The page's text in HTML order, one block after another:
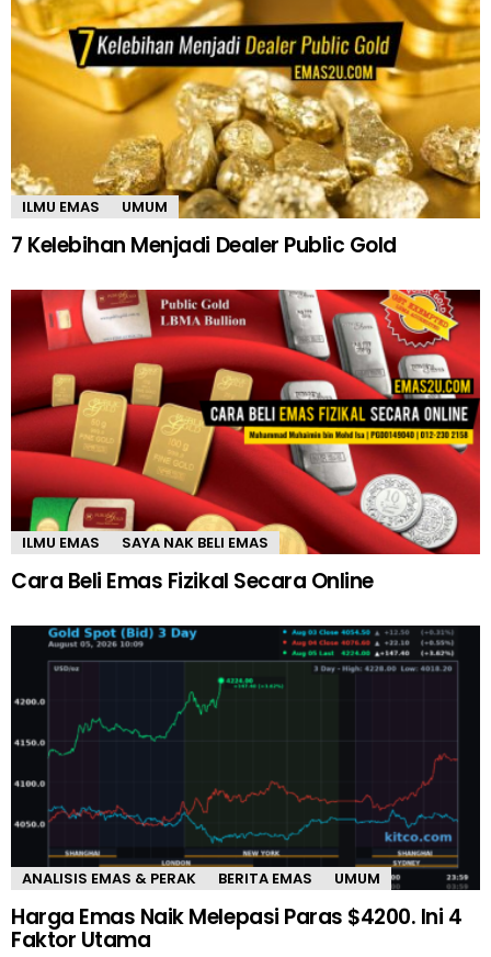
ILMU EMAS UMUM
7 Kelebihan Menjadi Dealer Public Gold
ILMU EMAS SAYA NAK BELI EMAS
Cara Beli Emas Fizikal Secara Online
ANALISIS EMAS & PERAK BERITA EMAS UMUM
Harga Emas Naik Melepasi Paras $4200. Ini 4
Faktor Utama